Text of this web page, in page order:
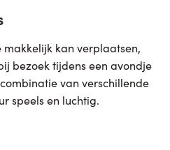
kan verplaatsen,
bezoek tijdens een avondje
van verschillende
speels en luchtig.